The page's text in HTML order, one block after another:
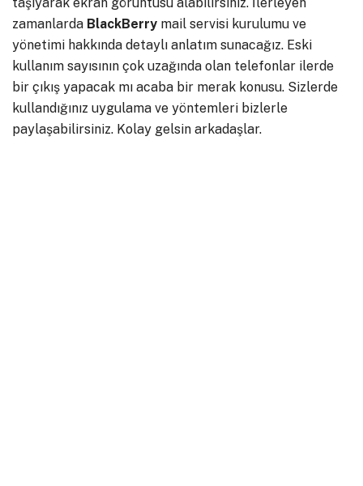
zamanlarda BlackBerry mail servisi kurulumu ve
yönetimi hakkında detaylı anlatım sunacağız. Eski
kullanım sayısının çok uzağında olan telefonlar ilerde
bir çıkış yapacak mı acaba bir merak konusu. Sizlerde
kullandığınız uygulama ve yöntemleri bizlerle
paylaşabilirsiniz. Kolay gelsin arkadaşlar.